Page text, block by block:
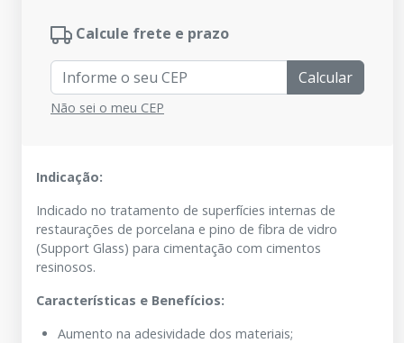
Calcule frete e prazo
Calcular
Não sei o meu CEP
Indicação:
Indicado no tratamento de superfícies internas de
restaurações de porcelana e pino de fibra de vidro
(Support Glass) para cimentação com cimentos
resinosos.
Características e Benefícios:
Aumento na adesividade dos materiais;